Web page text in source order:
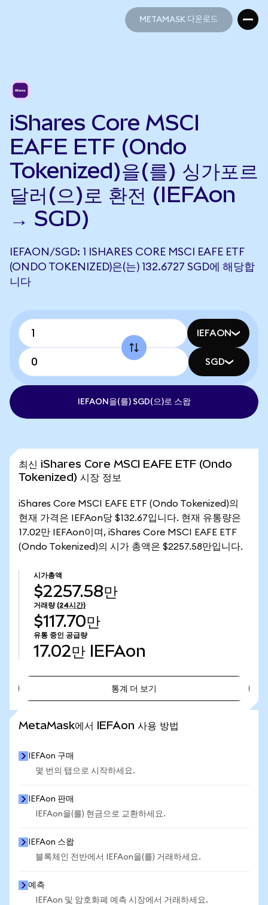
METAMASK 다운로드
iShares Core MSCI
EAFE ETF (Ondo
Tokenized)을(를) 싱가포르
달러(으)로 환전 (IEFAon
→ SGD)
IEFAON/SGD: 1 ISHARES CORE MSCI EAFE ETF
(ONDO TOKENIZED)은(는) 132.6727 SGD에 해당합
니다
IEFAON
SGD
IEFAON을(를) SGD(으)로 스왑
최신 iShares Core MSCI EAFE ETF (Ondo
Tokenized) 시장 정보
iShares Core MSCI EAFE ETF (Ondo Tokenized)의
현재 가격은 IEFAon당 $132.67입니다. 현재 유통량은
17.02만 IEFAon이며, iShares Core MSCI EAFE ETF
(Ondo Tokenized)의 시가 총액은 $2257.58만입니다.
시가총액
$2257.58만
거래량 (24시간)
$117.70만
유통 중인 공급량
17.02만 IEFAon
통계 더 보기
MetaMask에서 IEFAon 사용 방법
IEFAon 구매
몇 번의 탭으로 시작하세요.
IEFAon 판매
IEFAon을(를) 현금으로 교환하세요.
IEFAon 스왑
블록체인 전반에서 IEFAon을(를) 거래하세요.
예측
IEFAon 및 암호화폐 예측 시장에서 거래하세요.